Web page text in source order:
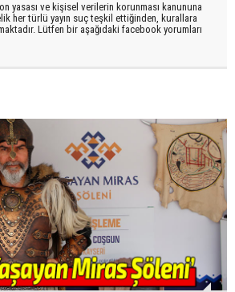
yasası ve kişisel verilerin korunması kanununa
her türlü yayın suç teşkil ettiğinden, kurallara
Lütfen bir aşağıdaki facebook yorumları